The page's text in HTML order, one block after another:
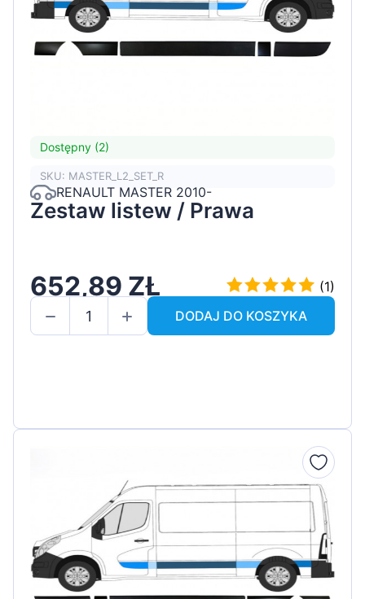
Dostępny (2)
SKU: MASTER_L2_SET_R
RENAULT MASTER 2010-
Zestaw listew / Prawa
652,89 ZŁ
(1)
DODAJ DO KOSZYKA